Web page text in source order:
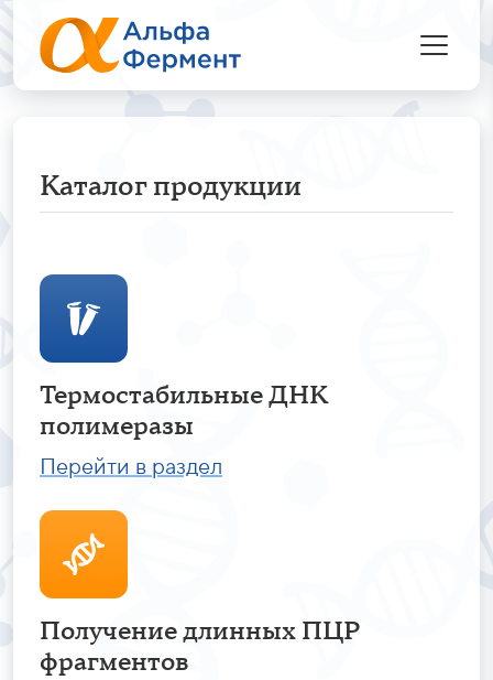
Каталог продукции
Термостабильные ДНК
полимеразы
Перейти в раздел
Получение длинных ПЦР
фрагментов